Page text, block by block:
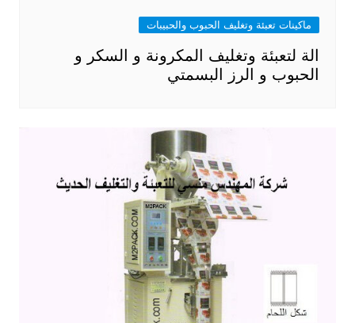
ماكينات تعبئة وتغليف الحبوب والحبيبات
الة لتعبئة وتغليف المكرونة و السكر و
الحبوب و الرز البسمتي